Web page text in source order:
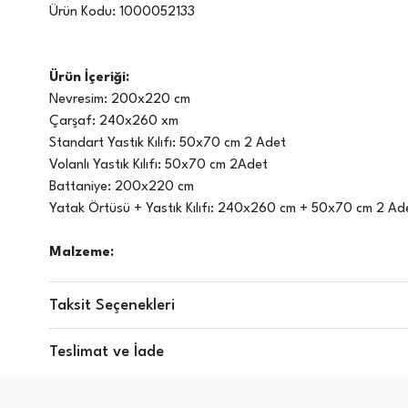
Ürün Kodu: 1000052133
Ürün İçeriği:
Nevresim: 200x220 cm
Çarşaf: 240x260 xm
Standart Yastık Kılıfı: 50x70 cm 2 Adet
Volanlı Yastık Kılıfı: 50x70 cm 2Adet
Battaniye: 200x220 cm
Yatak Örtüsü + Yastık Kılıfı: 240x260 cm + 50x70 cm 2
Malzeme:
Ambalaj Notu:
Taksit Seçenekleri
Teslimat ve İade